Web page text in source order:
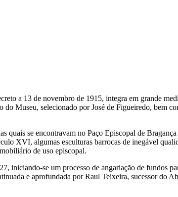
a 13 de novembro de 1915, integra em grande
Museu, selecionado por José de Figueiredo, bem
se encontravam no Paço Episcopal de
XVI, algumas esculturas barrocas de inegável
de uso episcopal.
se um processo de angariação de fundos
e aprofundada por Raul Teixeira, sucessor do